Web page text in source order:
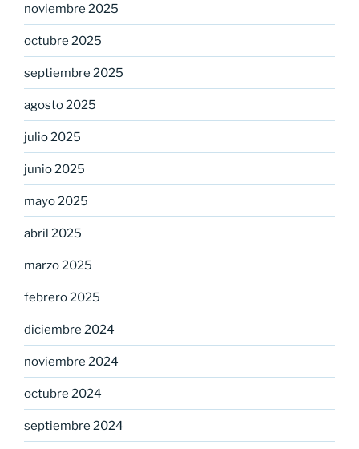
noviembre 2025
octubre 2025
septiembre 2025
agosto 2025
julio 2025
junio 2025
mayo 2025
abril 2025
marzo 2025
febrero 2025
diciembre 2024
noviembre 2024
octubre 2024
septiembre 2024